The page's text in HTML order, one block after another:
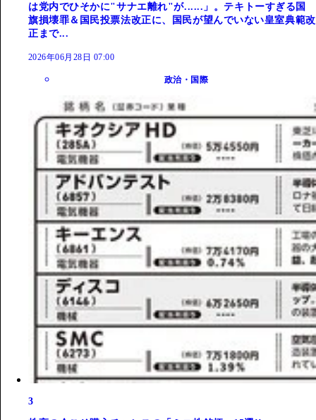
は党内でひそかに"サナエ離れ"が......」。テキトーすぎる国
旗損壊罪＆国民投票法改正に、国民が望んでいない皇室典範改
正まで...
2026年06月28日 07:00
政治・国際
3